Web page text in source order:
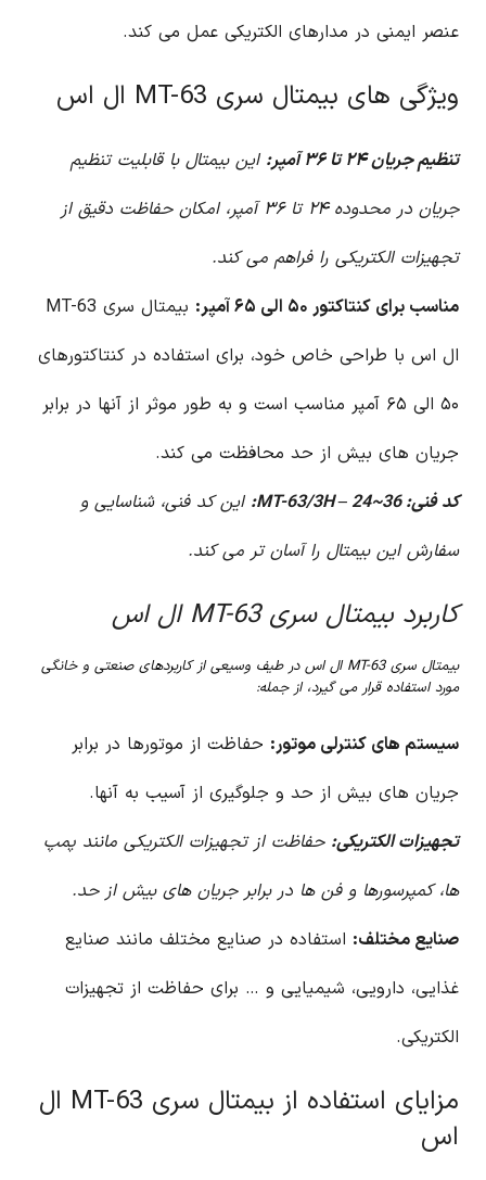
عنصر ایمنی در مدارهای الکتریکی عمل می کند.
ویژگی های بیمتال سری MT-63 ال اس
تنظیم جریان ۲۴ تا ۳۶ آمپر:
این بیمتال با قابلیت تنظیم
جریان در محدوده ۲۴ تا ۳۶ آمپر، امکان حفاظت دقیق از
تجهیزات الکتریکی را فراهم می کند.
مناسب برای کنتاکتور ۵۰ الی ۶۵ آمپر:
بیمتال سری MT-63
ال اس با طراحی خاص خود، برای استفاده در کنتاکتورهای
۵۰ الی ۶۵ آمپر مناسب است و به طور موثر از آنها در برابر
جریان های بیش از حد محافظت می کند.
کد فنی: MT-63/3H – 24~36:
این کد فنی، شناسایی و
سفارش این بیمتال را آسان تر می کند.
کاربرد بیمتال سری MT-63 ال اس
بیمتال سری MT-63 ال اس در طیف وسیعی از کاربردهای صنعتی و خانگی
مورد استفاده قرار می گیرد، از جمله:
سیستم های کنترلی موتور: حفاظت از موتورها در برابر
جریان های بیش از حد و جلوگیری از آسیب به آنها.
تجهیزات الکتریکی: حفاظت از تجهیزات الکتریکی مانند پمپ
ها، کمپرسورها و فن ها در برابر جریان های بیش از حد.
صنایع مختلف: استفاده در صنایع مختلف مانند صنایع
غذایی، دارویی، شیمیایی و … برای حفاظت از تجهیزات
الکتریکی.
مزایای استفاده از بیمتال سری MT-63 ال
اس